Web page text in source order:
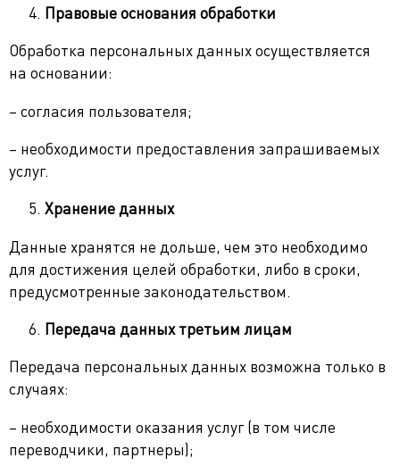
Правовые основания обработки
Обработка персональных данных осуществляется
на основании:
– согласия пользователя;
– необходимости предоставления запрашиваемых
услуг.
Хранение данных
Данные хранятся не дольше, чем это необходимо
для достижения целей обработки, либо в сроки,
предусмотренные законодательством.
Передача данных третьим лицам
Передача персональных данных возможна только в
случаях:
– необходимости оказания услуг (в том числе
переводчики, партнеры);